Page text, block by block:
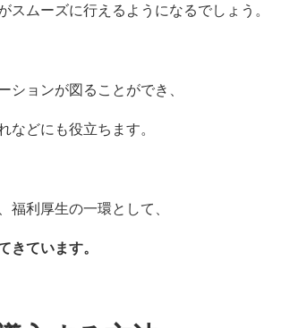
ムーズに行えるようになるでしょう。
ョンが図ることができ、
どにも役立ちます。
福利厚生の一環として、
きています。